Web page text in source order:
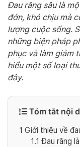
Đau răng sâu là
đớn, khó chịu mà
lượng cuộc sống.
những biện pháp
phục và làm giảm
hiểu một số loại
đây.
Tóm tắt nội
1 Giới thiệu về
1.1 Đau răng